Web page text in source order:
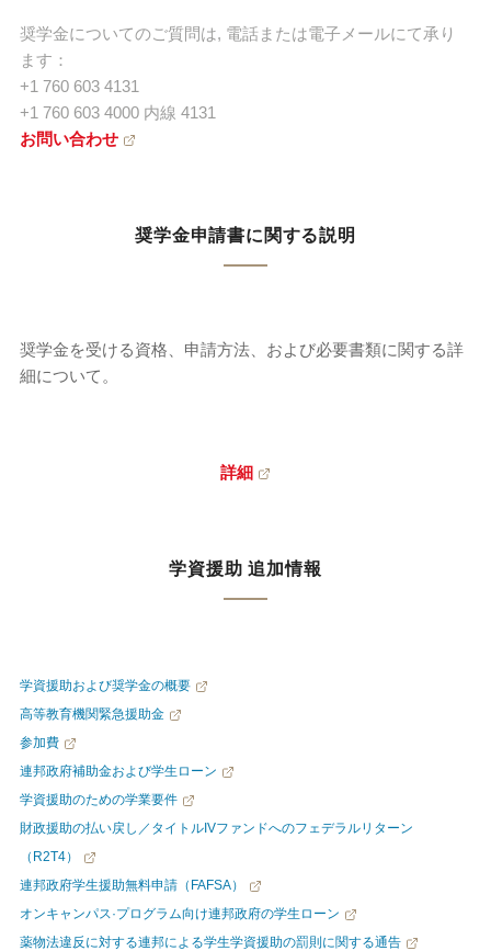
奨学金についてのご質問は, 電話または電子メールにて承り
ます：
+1 760 603 4131
+1 760 603 4000 内線 4131
お問い合わせ
奨学金申請書に関する説明
奨学金を受ける資格、申請方法、および必要書類に関する詳
細について。
詳細
学資援助 追加情報
学資援助および奨学金の概要
高等教育機関緊急援助金
参加費
連邦政府補助金および学生ローン
学資援助のための学業要件
財政援助の払い戻し／タイトルIVファンドへのフェデラルリターン
（R2T4）
連邦政府学生援助無料申請（FAFSA）
オンキャンパス·プログラム向け連邦政府の学生ローン
薬物法違反に対する連邦による学生学資援助の罰則に関する通告